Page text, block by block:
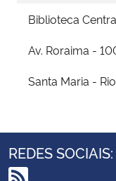
Biblioteca
Av. Roraima -
Santa Maria -
REDES SOCIAIS: